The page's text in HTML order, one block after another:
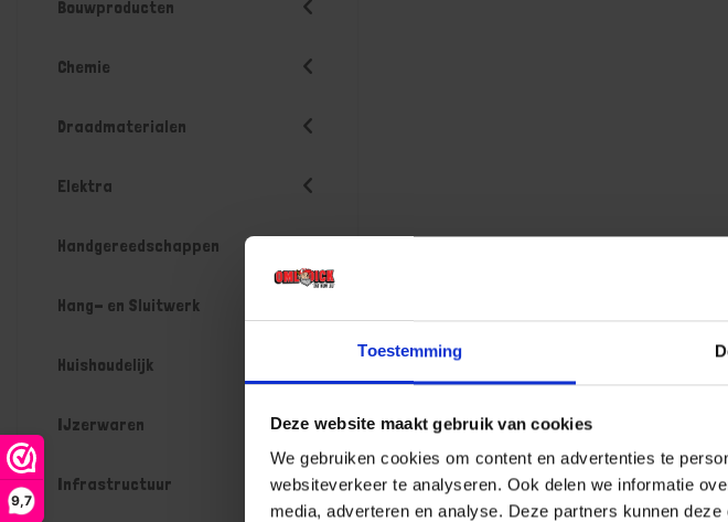
Toestemming
Deze website maakt gebruik van cookies
We gebruiken cookies om content en advertenties te
websiteverkeer te analyseren. Ook delen we informatie
media, adverteren en analyse. Deze partners kunnen
9,7
Bouwproducten
Chemie
Draadmaterialen
Elektra
Handgereedschappen
Hang- en Sluitwerk
Huishoudelijk
IJzerwaren
Infrastructuur